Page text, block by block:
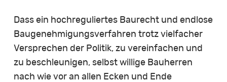
Dass ein hochreguliertes Baurecht und endlose
Baugenehmigungsverfahren trotz vielfacher
Versprechen der Politik, zu vereinfachen und
zu beschleunigen, selbst willige Bauherren
nach wie vor an allen Ecken und Ende